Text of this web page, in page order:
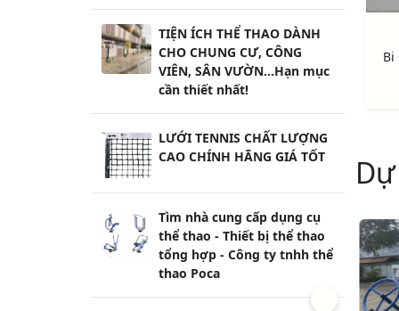
TIỆN ÍCH THỂ THAO DÀNH
CHO CHUNG CƯ, CÔNG
VIÊN, SÂN VƯỜN...Hạn mục
cần thiết nhất!
LƯỚI TENNIS CHẤT LƯỢNG
CAO CHÍNH HÃNG GIÁ TỐT
Tìm nhà cung cấp dụng cụ
thể thao - Thiết bị thể thao
tổng hợp - Công ty tnhh thể
thao Poca
Bi